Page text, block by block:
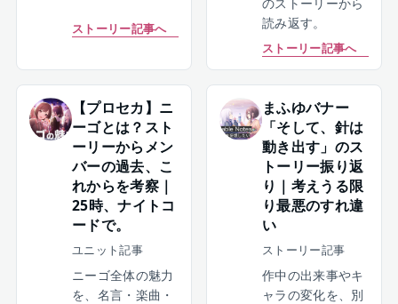
ストーリー記事へ
読み返す。
ストーリー記事へ
【プロセカ】ニ
ーゴとは？スト
ーリーからメン
バーの過去、こ
れからを考察｜
25時、ナイトコ
ードで。
ユニット記事
ニーゴ全体の魅力
を、名言・楽曲・
まふゆバナー
「そして、針は
動き出す」のス
トーリー振り返
り｜考えうる限
り最悪のすれ違
い
ストーリー記事
作中の出来事やキ
ャラの変化を、別